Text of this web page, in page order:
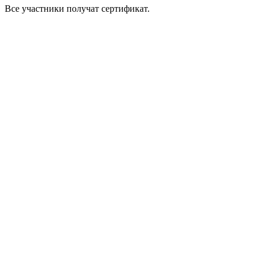
Все участники получат сертификат.